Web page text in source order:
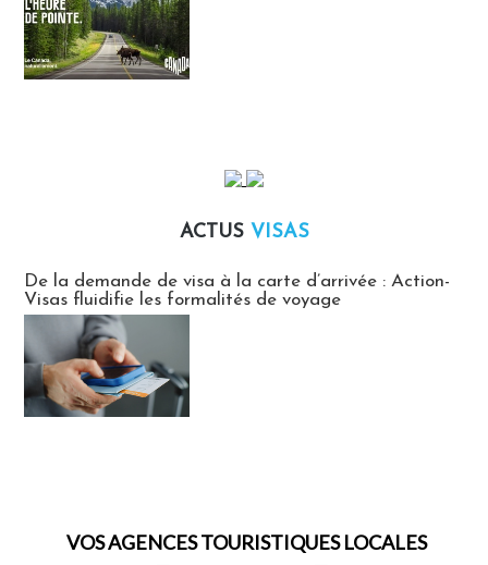
ACTUS VISAS
De la demande de visa à la carte d’arrivée : Action-
Visas fluidifie les formalités de voyage
VOS AGENCES TOURISTIQUES LOCALES